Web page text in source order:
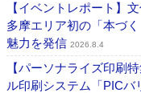
【イベントレポート】
多摩エリア初の「本づ
魅力を発信 2026.8.4
【パーソナライズ印刷
ル印刷システム「PIC